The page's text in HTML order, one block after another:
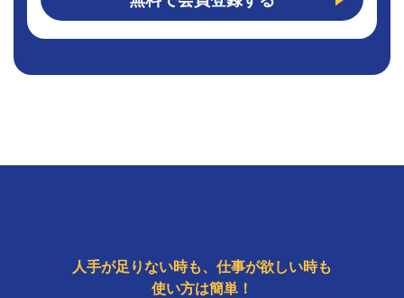
人手が足りない時も、仕事が欲しい時も
使い方は簡単！